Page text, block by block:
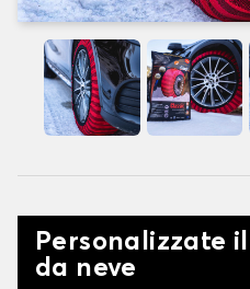
Personalizzate
da neve